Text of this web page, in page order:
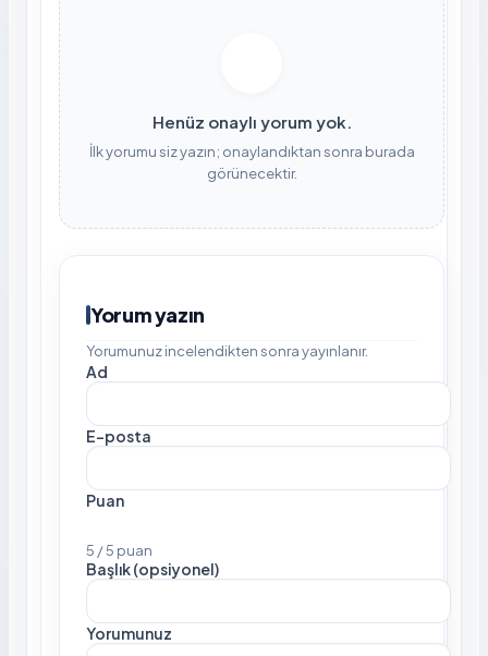
Henüz onaylı yorum yok.
İlk yorumu siz yazın; onaylandıktan sonra burada
görünecektir.
Yorum yazın
Yorumunuz incelendikten sonra yayınlanır.
Ad
E-posta
Puan
5 / 5 puan
Başlık (opsiyonel)
Yorumunuz